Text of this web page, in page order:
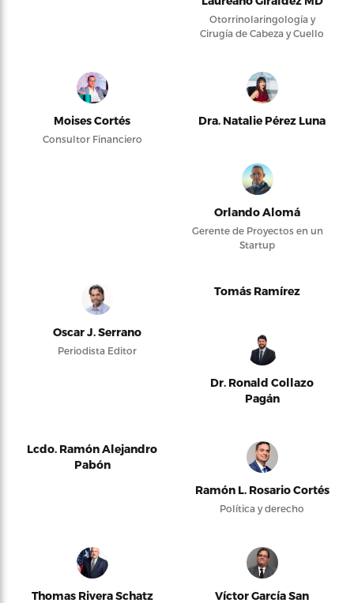
Otorrinolaringología y
Cirugía de Cabeza y Cuello
Moises Cortés
Consultor Financiero
Dra. Natalie Pérez Luna
Orlando Alomá
Gerente de Proyectos en un
Startup
Oscar J. Serrano
Periodista Editor
Tomás Ramírez
Dr. Ronald Collazo
Pagán
Lcdo. Ramón Alejandro
Pabón
Ramón L. Rosario Cortés
Política y derecho
Thomas Rivera Schatz
Víctor García San